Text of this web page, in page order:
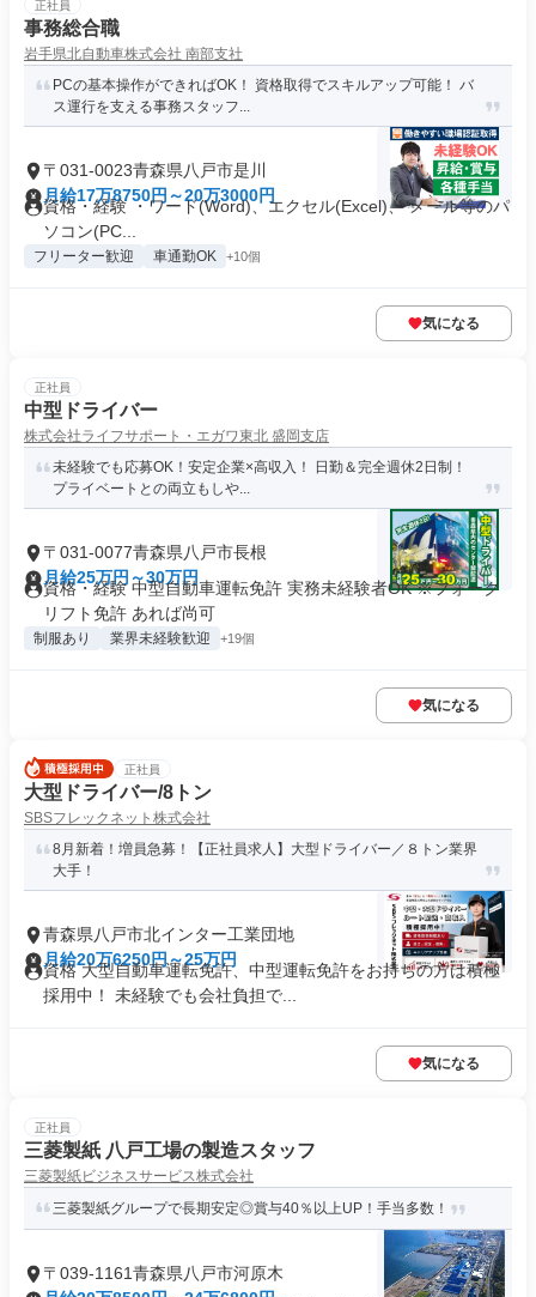
正社員
事務総合職
岩手県北自動車株式会社 南部支社
PCの基本操作ができればOK！ 資格取得でスキルアップ可能！ バ
ス運行を支える事務スタッフ...
〒031-0023青森県八戸市是川
月給17万8750円～20万3000円
資格・経験 ・ワード(Word)、エクセル(Excel)、 メール等のパ
ソコン(PC...
フリーター歓迎 車通勤OK +10個
気になる
正社員
中型ドライバー
株式会社ライフサポート・エガワ東北 盛岡支店
未経験でも応募OK！安定企業×高収入！ 日勤＆完全週休2日制！
プライベートとの両立もしや...
〒031-0077青森県八戸市長根
月給25万円～30万円
資格・経験 中型自動車運転免許 実務未経験者OK ※フォーク
リフト免許 あれば尚可
制服あり 業界未経験歓迎 +19個
気になる
正社員
大型ドライバー/8トン
SBSフレックネット株式会社
8月新着！増員急募！【正社員求人】大型ドライバー／８トン業界
大手！
青森県八戸市北インター工業団地
月給20万6250円～25万円
資格 大型自動車運転免許、中型運転免許をお持ちの方は積極
採用中！ 未経験でも会社負担で...
気になる
正社員
三菱製紙 八戸工場の製造スタッフ
三菱製紙ビジネスサービス株式会社
三菱製紙グループで長期安定◎賞与40％以上UP！手当多数！
〒039-1161青森県八戸市河原木